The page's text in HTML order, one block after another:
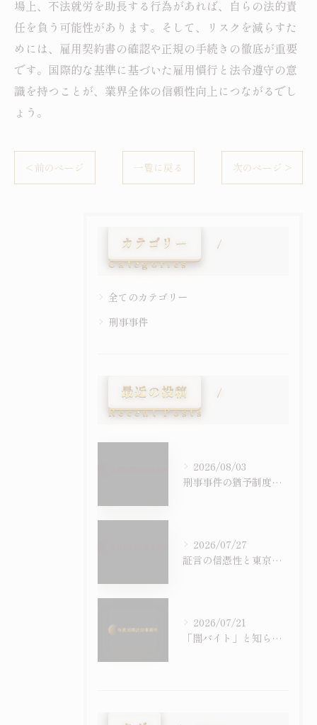
場上、不法就労を助長する行為があれば、自らの法的責
任を負う可能性があります。そして、リスクを減らすた
めには、雇用契約書の確認や正規の手続きの徹底が重要
です。国際的な基準に基づいた雇用慣行と法令遵守の意
識を持つことが、業界全体の信頼性向上につながるでし
ょう。
< 前のページ 一覧に戻る 次のページ >
カテゴリー
Categories
全てのカテゴリー
刑事事件
最近の投稿
Recent Posts
2026/08/03
刑事事件の猶予制度を徹底比較し判決後の影響や前科の有無まで具体的に解説
2026/07/27
証言の信憑性と東京都国立市における刑事事件での証拠の扱いを徹底解説
2026/07/21
「闇バイト」と知らずに受け子に――外国人留学生の詐欺事件が急増しています